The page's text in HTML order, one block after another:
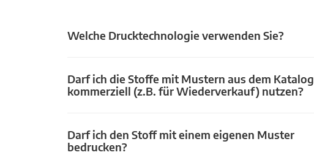
Welche Drucktechnologie verwenden Sie?
Darf ich die Stoffe mit Mustern aus dem Katalog
kommerziell (z.B. für Wiederverkauf) nutzen?
Darf ich den Stoff mit einem eigenen Muster
bedrucken?